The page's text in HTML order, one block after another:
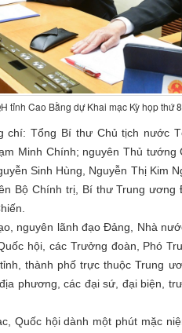
tỉnh Cao Bằng dự Khai mạc Kỳ họp thứ
chí: Tổng Bí thư Chủ tịch nước
Minh Chính; nguyên Thủ
Sinh Hùng, Nguyễn Thị Kim
Bộ Chính trị, Bí thư Trung
nguyên lãnh đạo Đảng, Nhà
hội, các Trưởng đoàn, Phó
thành phố trực thuộc Trung
phương, các đại sứ, đại biện,
Quốc hội dành một phút mặc